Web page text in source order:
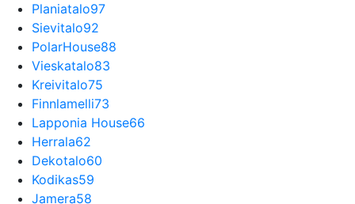
Planiatalo97
Sievitalo92
PolarHouse88
Vieskatalo83
Kreivitalo75
Finnlamelli73
Lapponia House66
Herrala62
Dekotalo60
Kodikas59
Jamera58